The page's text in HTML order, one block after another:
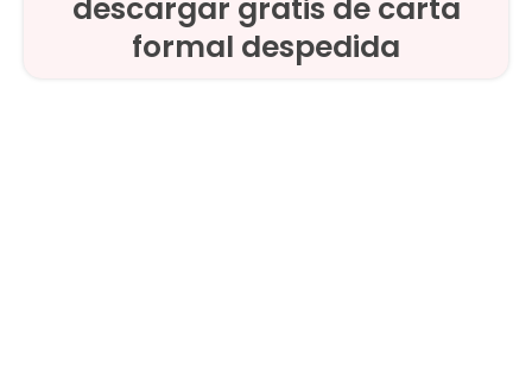
descargar gratis de carta
formal despedida